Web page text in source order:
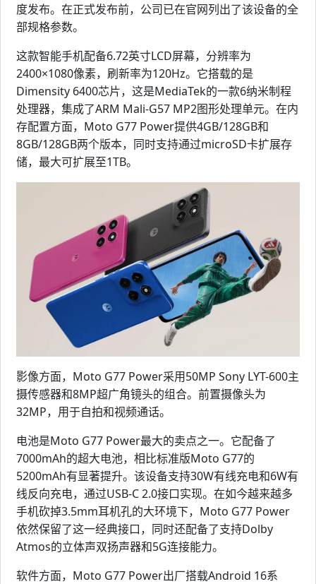
度发布。在正式发布前，公司已在官网列出了该设备的全
部规格参数。
这款智能手机配备6.72英寸LCD屏幕，分辨率为
2400×1080像素，刷新率为120Hz。它搭载的是
Dimensity 6400芯片，这是MediaTek的一款6纳米制程
处理器，集成了ARM Mali-G57 MP2图形处理单元。在内
存配置方面，Moto G77 Power提供4GB/128GB和
8GB/128GB两个版本，同时支持通过microSD卡扩展存
储，最大可扩展至1TB。
影像方面，Moto G77 Power采用50MP Sony LYT-600主
摄传感器和8MP超广角镜头的组合。前置摄像头为
32MP，用于自拍和视频通话。
电池是Moto G77 Power最大的卖点之一。它配备了
7000mAh的超大电池，相比标准版Moto G77的
5200mAh有显著提升。该设备支持30W有线充电和6W有
线反向充电，通过USB-C 2.0接口实现。在如今越来越多
手机砍掉3.5mm耳机孔的大环境下，Moto G77 Power
依然保留了这一经典接口，同时还配备了支持Dolby
Atmos的立体声双扬声器和5G连接能力。
软件方面，Moto G77 Power出厂搭载Android 16系